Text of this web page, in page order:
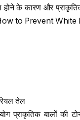
होने के कारण और
to Prevent White
तेल
प्राकृतिक बालों की